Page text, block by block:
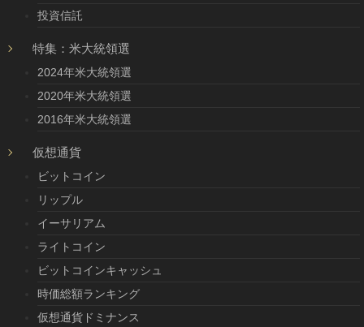
投資信託
特集：米大統領選
2024年米大統領選
2020年米大統領選
2016年米大統領選
仮想通貨
ビットコイン
リップル
イーサリアム
ライトコイン
ビットコインキャッシュ
時価総額ランキング
仮想通貨ドミナンス